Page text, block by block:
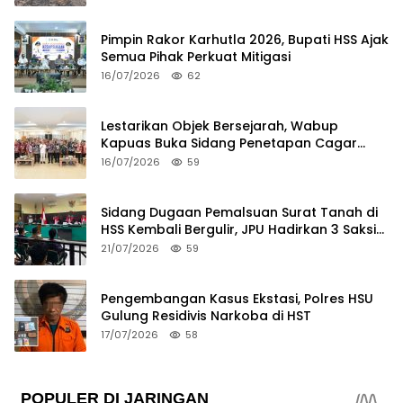
Pimpin Rakor Karhutla 2026, Bupati HSS Ajak
Semua Pihak Perkuat Mitigasi
16/07/2026 62
Lestarikan Objek Bersejarah, Wabup
Kapuas Buka Sidang Penetapan Cagar
Budaya 2026
16/07/2026 59
Sidang Dugaan Pemalsuan Surat Tanah di
HSS Kembali Bergulir, JPU Hadirkan 3 Saksi
Pelapor
21/07/2026 59
Pengembangan Kasus Ekstasi, Polres HSU
Gulung Residivis Narkoba di HST
17/07/2026 58